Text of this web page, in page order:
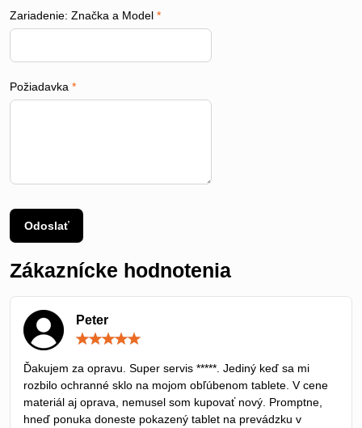
Zariadenie: Značka a Model *
Požiadavka *
Odoslať
Zákaznícke hodnotenia
Peter
5
Ďakujem za opravu. Super servis *****. Jediný keď sa mi
rozbilo ochranné sklo na mojom obľúbenom tablete. V cene
materiál aj oprava, nemusel som kupovať nový. Promptne,
hneď ponuka doneste pokazený tablet na prevádzku v